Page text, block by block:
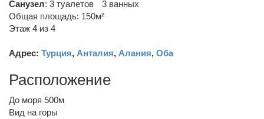
Санузел: 3 туалетов
3 ванных
Общая площадь: 150м²
Этаж 4 из 4
Адрес: Турция, Анталия, Алания, Оба
Расположение
До моря 500м
Вид на горы